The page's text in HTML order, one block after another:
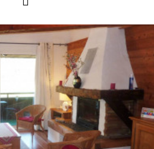
Orres 1550
Orres 1650
1650 centre station
1800 Bois Méan
et ses hameaux
LE PLAN DES ORRES